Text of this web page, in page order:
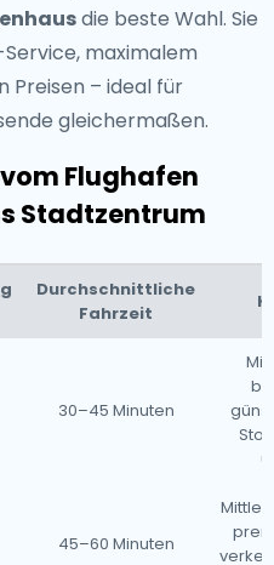
die beste Wahl. Sie
maximalem
– ideal für
gleichermaßen.
Flughafen
Stadtzentrum
Durchschnittliche
Fahrzeit
30–45 Minuten
45–60 Minuten